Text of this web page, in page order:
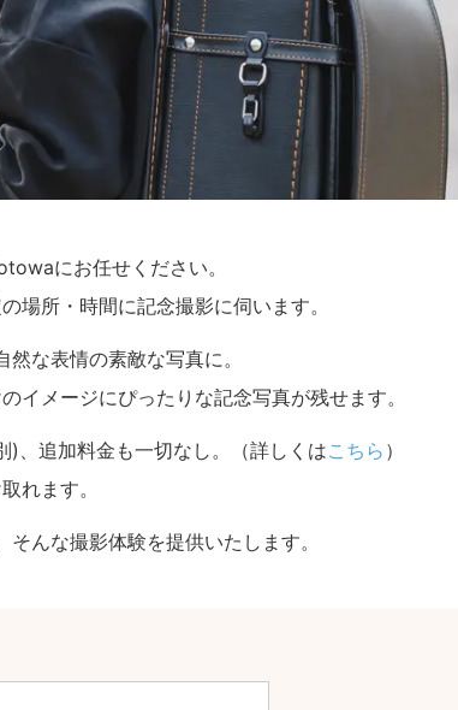
にお任せください。
場所・時間に記念撮影に伺います。
な表情の素敵な写真に。
イメージにぴったりな記念写真が残せます。
)、追加料金も一切なし。（詳しくはこちら ）
れます。
んな撮影体験を提供いたします。